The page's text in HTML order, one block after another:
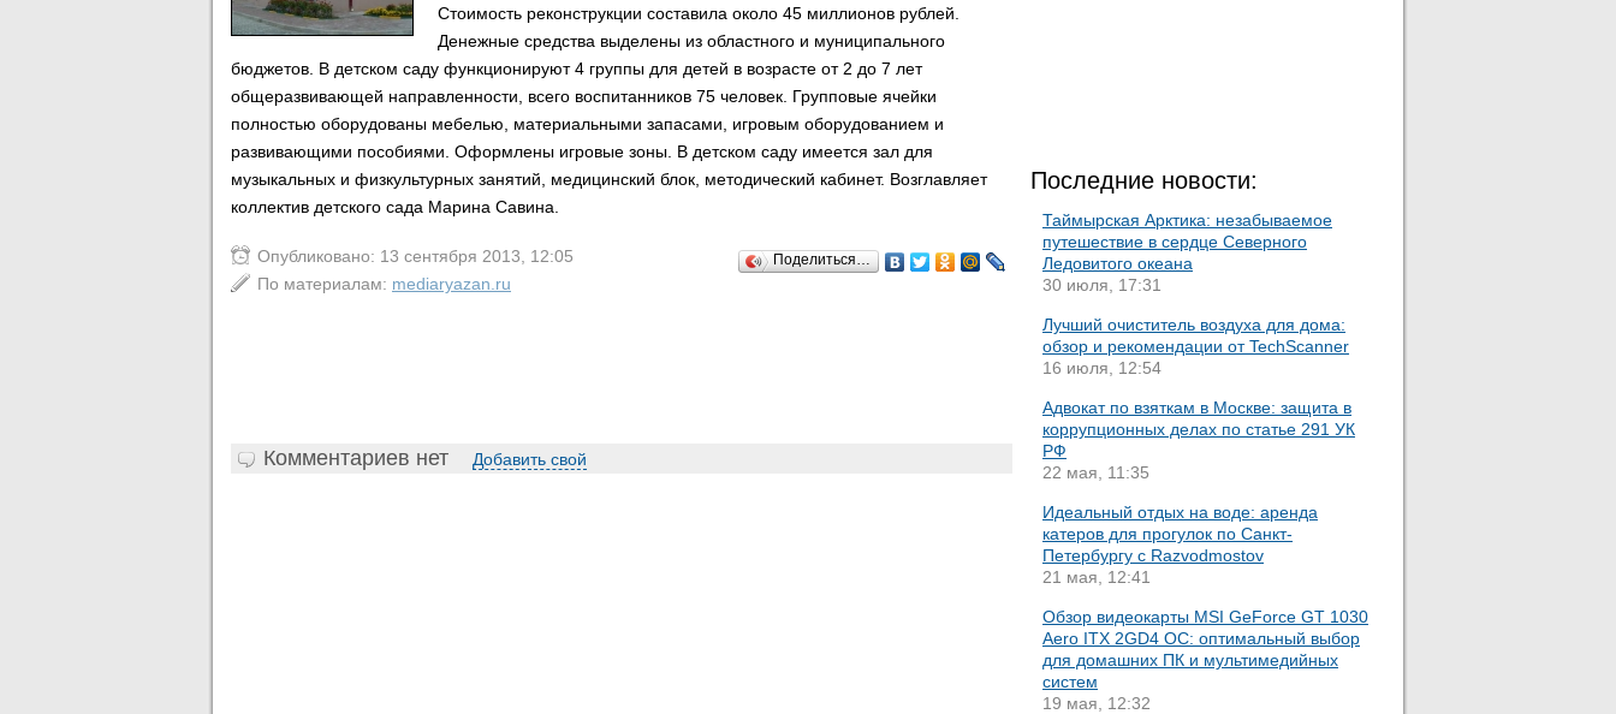
Стоимость реконструкции составила около 45 миллионов рублей.
Денежные средства выделены из областного и муниципального
бюджетов. В детском саду функционируют 4 группы для детей в возрасте от 2 до 7 лет
общеразвивающей направленности, всего воспитанников 75 человек. Групповые ячейки
полностью оборудованы мебелью, материальными запасами, игровым оборудованием и
развивающими пособиями. Оформлены игровые зоны. В детском саду имеется зал для
музыкальных и физкультурных занятий, медицинский блок, методический кабинет. Возглавляет
коллектив детского сада Марина Савина.
Опубликовано: 13 сентября 2013, 12:05
По материалам: mediaryazan.ru
Поделиться…
Комментариев нет Добавить свой
Последние новости:
Таймырская Арктика: незабываемое
путешествие в сердце Северного
Ледовитого океана
30 июля, 17:31
Лучший очиститель воздуха для дома:
обзор и рекомендации от TechScanner
16 июля, 12:54
Адвокат по взяткам в Москве: защита в
коррупционных делах по статье 291 УК
РФ
22 мая, 11:35
Идеальный отдых на воде: аренда
катеров для прогулок по Санкт-
Петербургу с Razvodmostov
21 мая, 12:41
Обзор видеокарты MSI GeForce GT 1030
Aero ITX 2GD4 OC: оптимальный выбор
для домашних ПК и мультимедийных
систем
19 мая, 12:32